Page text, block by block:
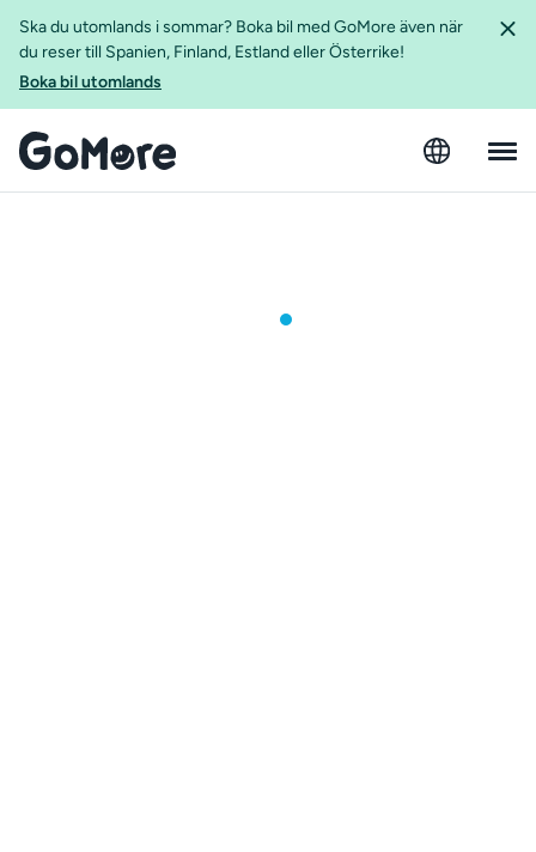
Ska du utomlands i sommar? Boka bil med GoMore även när
du reser till Spanien, Finland, Estland eller Österrike!
Boka bil utomlands